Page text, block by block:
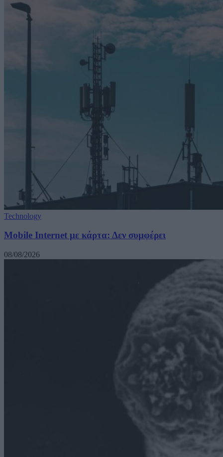
Technology
Mobile Internet με κάρτα: Δεν συμφέρει
08/08/2026